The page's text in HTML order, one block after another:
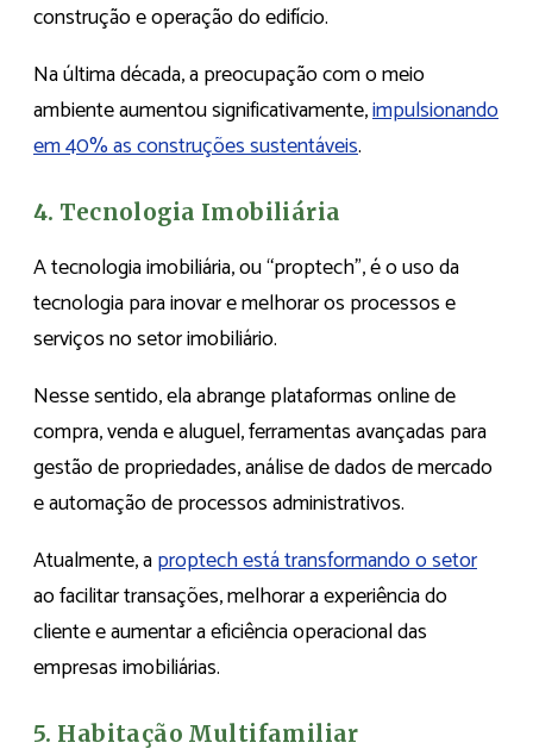
construção e operação do edifício.
Na última década, a preocupação com o meio
ambiente aumentou significativamente,impulsionando
em 40% as construções sustentáveis.
4. Tecnologia Imobiliária
A tecnologia imobiliária, ou “proptech”, é o uso da
tecnologia para inovar e melhorar os processos e
serviços no setor imobiliário.
Nesse sentido, ela abrange plataformas online de
compra, venda e aluguel, ferramentas avançadas para
gestão de propriedades, análise de dados de mercado
e automação de processos administrativos.
Atualmente, aproptech está transformando o setor
ao facilitar transações, melhorar a experiência do
cliente e aumentar a eficiência operacional das
empresas imobiliárias.
5. Habitação Multifamiliar